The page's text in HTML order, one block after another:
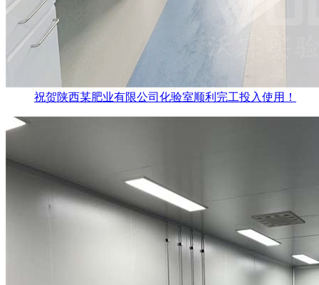
祝贺陕西某肥业有限公司化验室顺利完工投入使用！